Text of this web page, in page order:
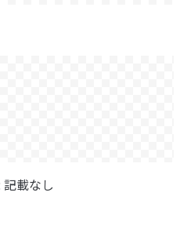
載なし